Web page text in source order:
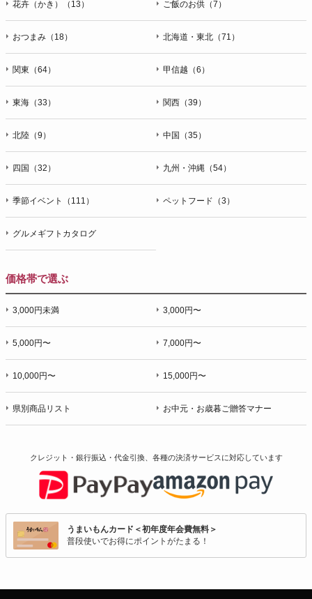
花卉（かき）（13） ご飯のお供（7）
おつまみ（18） 北海道・東北（71）
関東（64） 甲信越（6）
東海（33） 関西（39）
北陸（9） 中国（35）
四国（32） 九州・沖縄（54）
季節イベント（111） ペットフード（3）
グルメギフトカタログ
価格帯で選ぶ
3,000円未満 3,000円〜
5,000円〜 7,000円〜
10,000円〜 15,000円〜
県別商品リスト お中元・お歳暮ご贈答マナー
クレジット・銀行振込・代金引換、各種の決済サービスに対応しています
うまいもんカード＜初年度年会費無料＞
普段使いでお得にポイントがたまる！